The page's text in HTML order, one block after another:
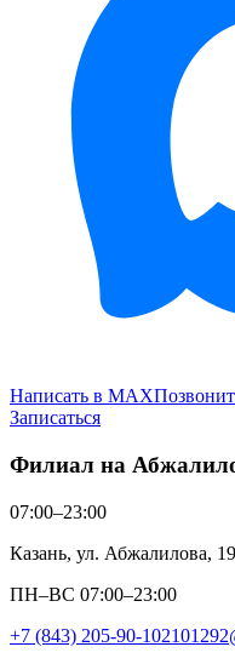
Написать в MAX
Записаться
Филиал на
07:00–23:00
Казань, ул. Абжалилова,
ПН–ВС 07:00–23:00
+7 (843) 205-90-10